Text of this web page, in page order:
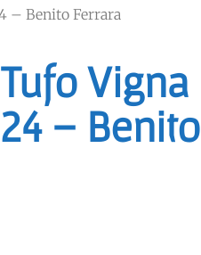
– Benito Ferrara
Vigna
– Benito